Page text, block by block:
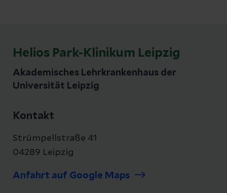
Helios Park-Klinikum Leipzig
Akademisches Lehrkrankenhaus der
Universität Leipzig
Kontakt
Strümpellstraße 41
04289 Leipzig
Anfahrt auf Google Maps